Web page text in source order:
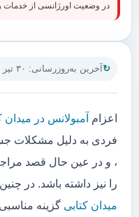
آخرین به‌روزرسانی: ۳۰ تیر ۱۴۰۵
اعزام آمبولانس در میدان
فردی به دلیل مشکلات
، و در عین حال قصد
را نیز داشته باشد. در
میدان کتابی گزینه
در وضعیت اورژانسی از